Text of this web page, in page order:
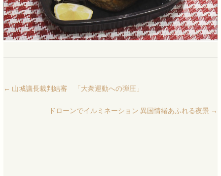
← 山城議長裁判結審 「大衆運動への弾圧」
ドローンでイルミネーション 異国情緒あふれる夜景 →